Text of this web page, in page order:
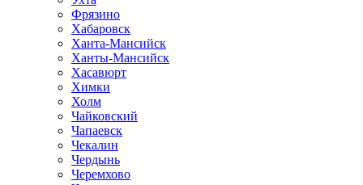
Фрязино
Хабаровск
Ханта-Мансийск
Ханты-Мансийск
Хасавюрт
Химки
Холм
Чайковский
Чапаевск
Чекалин
Чердынь
Черемхово